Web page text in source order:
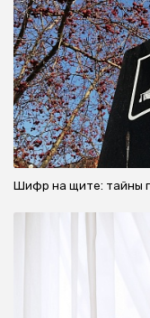
Шифр на щите: тайны